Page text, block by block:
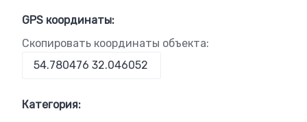
GPS координаты:
Скопировать координаты объекта:
Категория: